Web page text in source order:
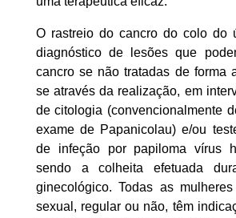
O rastreio do cancro do colo do
diagnóstico de lesões que
cancro se não tratadas de forma
se através da realização, em
de citologia (convencionalmente
exame de Papanicolau) e/ou
de infeção por papiloma vírus
sendo a colheita efetuada
ginecológico. Todas as
sexual, regular ou não, têm